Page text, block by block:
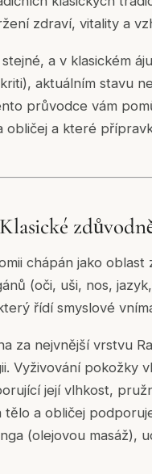
zdraví, vitality a
a v klasickém
aktuálním stavu
průvodce vám
obličej a které
chápán jako
(oči, uši, nos,
řídí smyslové
za nejvnější vrstvu
Vyživování pokožky
její vlhkost,
tělo a obličej
(olejovou masáž),